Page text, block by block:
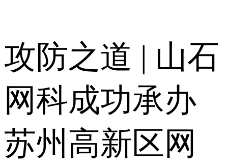
攻防之道 | 山石
网科成功承办
苏州高新区网